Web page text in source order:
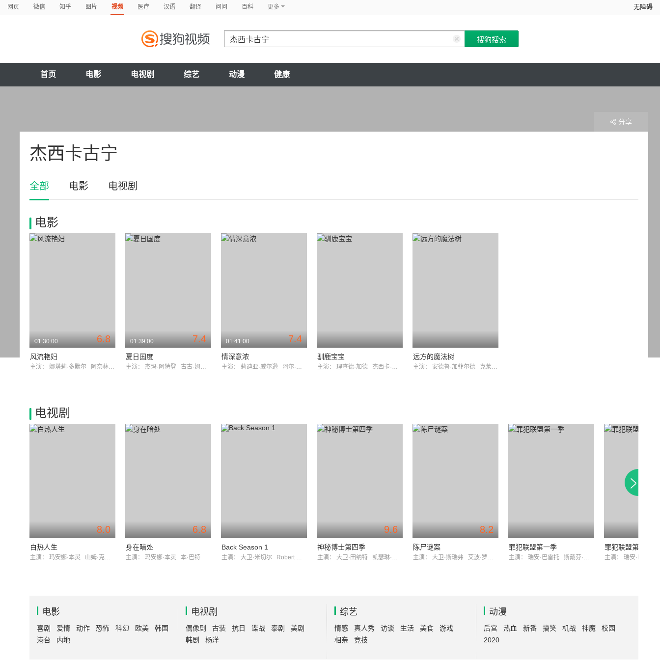
网页 微信 知乎 图片 视频 医疗 汉语 翻译 问问 百科 更多 无障碍
首页 电影 电视剧 综艺 动漫 健康
杰西卡古宁
分享
全部 电影 电视剧
电影
6.8
01:30:00
风流艳妇
主演： 娜塔莉·多默尔 阿奈林·巴纳德
7.4
01:39:00
夏日国度
主演： 杰玛·阿特登 古古·姆巴塔-劳
7.4
01:41:00
情深意浓
主演： 莉迪亚·威尔逊 阿尔·韦弗
驯鹿宝宝
主演： 理查德·加德 杰西卡·古宁
远方的魔法树
主演： 安德鲁·加菲尔德 克莱尔·芙伊
电视剧
8.0
白热人生
主演： 玛安娜·本灵 山姆·克拉弗林
6.8
身在暗处
主演： 玛安娜·本灵 本·巴特
Back Season 1
主演： 大卫·米切尔 Robert Webb
9.6
神秘博士第四季
主演： 大卫·田纳特 凯瑟琳·塔特
8.2
陈尸谜案
主演： 大卫·斯瑞弗 艾波·罗丝·雷瓦
罪犯联盟第一季
主演： 瑞安·巴雷托 斯戴芬·莫昌特
罪犯联盟第二季
主演： 瑞安·巴雷托
电影
喜剧 爱情 动作 恐怖 科幻 欧美
韩国
港台
内地
电视剧
偶像剧 古装 抗日 谍战 泰剧
美剧
韩剧
杨洋
综艺
情感 真人秀 访谈 生活 美食
游戏
相亲
竞技
动漫
后宫 热血 新番 搞笑 机战 神魔
校园
2020